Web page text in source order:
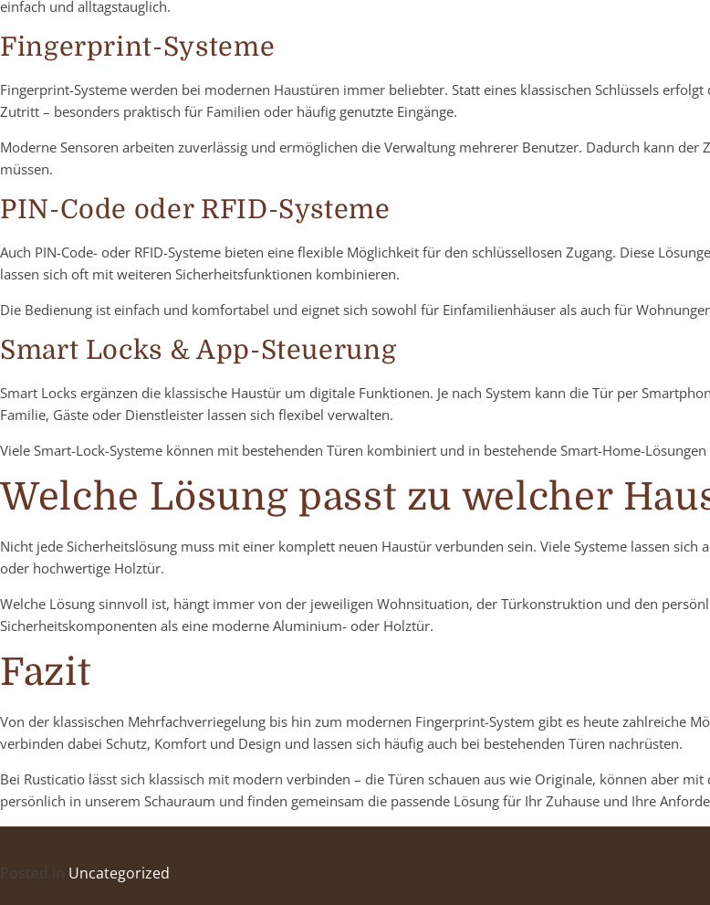
einfach und alltagstauglich.
Fingerprint-Systeme
Fingerprint-Systeme werden bei modernen Haustüren immer beliebter. Statt eines klassischen Schlüssels
Zutritt – besonders praktisch für Familien oder häufig genutzte Eingänge.
Moderne Sensoren arbeiten zuverlässig und ermöglichen die Verwaltung mehrerer Benutzer. Dadurch kann
müssen.
PIN-Code oder RFID-Systeme
Auch PIN-Code- oder RFID-Systeme bieten eine flexible Möglichkeit für den schlüssellosen Zugang. Diese
lassen sich oft mit weiteren Sicherheitsfunktionen kombinieren.
Die Bedienung ist einfach und komfortabel und eignet sich sowohl für Einfamilienhäuser als auch für
Smart Locks & App-Steuerung
Smart Locks ergänzen die klassische Haustür um digitale Funktionen. Je nach System kann die Tür per
Familie, Gäste oder Dienstleister lassen sich flexibel verwalten.
Viele Smart-Lock-Systeme können mit bestehenden Türen kombiniert und in bestehende Smart-Home-
Welche Lösung passt zu welcher
Nicht jede Sicherheitslösung muss mit einer komplett neuen Haustür verbunden sein. Viele Systeme lassen
oder hochwertige Holztür.
Welche Lösung sinnvoll ist, hängt immer von der jeweiligen Wohnsituation, der Türkonstruktion und den
Sicherheitskomponenten als eine moderne Aluminium- oder Holztür.
Fazit
Von der klassischen Mehrfachverriegelung bis hin zum modernen Fingerprint-System gibt es heute zahlreiche
verbinden dabei Schutz, Komfort und Design und lassen sich häufig auch bei bestehenden Türen nachrüsten.
Bei Rusticatio lässt sich klassisch mit modern verbinden – die Türen schauen aus wie Originale, können aber
persönlich in unserem Schauraum und finden gemeinsam die passende Lösung für Ihr Zuhause und Ihre
Posted in Uncategorized